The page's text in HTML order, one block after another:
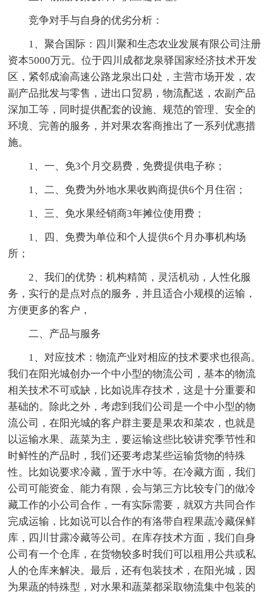
竞争对手与自身的优劣分析：
1、聚合国际：四川聚和生态农业发展有限公司注册
资本5000万元。位于四川成都龙泉驿国家经济技术开发
区，紧邻成渝高速公路龙泉出口处，主营市场开发，农
副产品批发与零售，进出口贸易，物流配送，农副产品
深加工等，同时提供配套的设施、规范的管理、安全的
环境、完善的服务，并对果农客商推出了一系列优惠措
施。
1、一、免3个月交易费，免费提供电子称；
1、二、免费为外地水果收购商提供6个月住宿；
1、三、免水果经销商3年摊位使用费；
1、四、免费为单位和个人提供6个月办事机构场
所；
2、我们的优势：机构精简，灵活机动，人性化服
务，实行的是点对点的服务，并且适合小规模的运输，
方便更多的客户，
二、产品与服务
1、对应技术：物流产业对相应的技术要求也很高。
我们在阳光城创办一个中小型的物流公司，基本的物流
相关技术不可或缺，比如说库存技术，这是十分重要和
基础的。除此之外，考虑到我们公司是一个中小型的物
流公司，在阳光城的客户群主要是果农和菜农，也就是
以运输水果、蔬菜为主，要运输这些比较讲究季节性和
时鲜性的产品时，我们还要考虑某些运输货物的特殊
性。比如说要求冷藏，置于水中等。在冷藏方面，我们
公司可能资金、能力有限，会与第三方比较专门的做冷
藏工作的小公司合作，一有实际需要，就双方共同合作
完成运输，比如说可以合作的有洛带自程果蔬冷藏保鲜
库，四川甘露冷藏等公司。在库存技术方面，我们自身
公司有一个仓库，在货物较多时我们可以租用公共或私
人的仓库来解决。最后，还有包装技术，在阳光城，因
为果蔬的特殊型，对水果和蔬菜都采取物流集中包装的